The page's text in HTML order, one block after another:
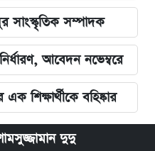
সাংস্কৃতিক সম্পাদক
আবেদন নভেম্বরে
শিক্ষার্থীকে বহিষ্কার
দুদু